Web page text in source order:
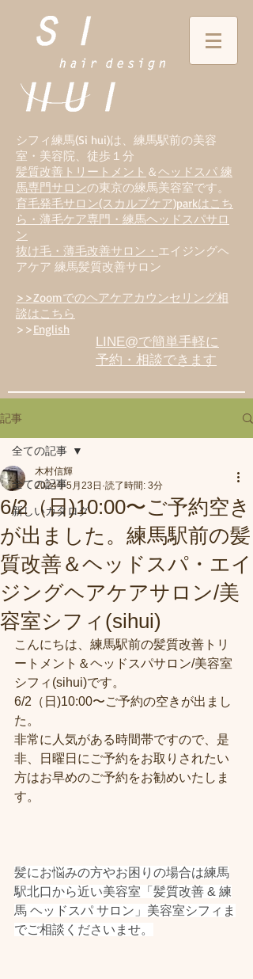
シフィ練馬(Si hui)は、 練馬駅前の美容
室・美容院、徒歩１分
髪質改善トリートメント ＆ヘッドスパ 練
馬専門サロンの東京の練馬美容室です。
育毛発毛サロン(スカルプケア)parkはこち
ら・薄毛ケア専門・練馬ヘッドスパサロ
ン
抜け毛・薄毛改善サロン・ エイジングヘ
アケア 練馬髪質改善サロン
>>Zoomでのヘアケアカウンセリング相
談はこちら
>>English
LINE@で簡単手軽に
予約・相談できます
記事
全ての記事
新しいカタログ
全ての記事
6/2（日)10:00〜ご予約空き
が出ました。練馬駅前の髪
質改善＆ヘッドスパ・エイ
ジングヘアケアサロン/美
容室シフィ(sihui)
木村信輝
2024年5月23日 読了時間: 3分
こんにちは、練馬駅前の髪質改善トリ
ートメント＆ヘッドスパサロン/美容室
シフィ(sihui)です。
6/2（日)10:00〜ご予約の空きが出まし
た。
非常に人気がある時間帯ですので、是
非、日曜日にご予約をお取りされたい
方はお早めのご予約をお勧めいたしま
す。
髪にお悩みの方やお困りの場合は練馬
駅北口から近い美容室「髪質改善 & 練
馬 ヘッドスパ サロン」美容室シフィま
でご相談くださいませ。